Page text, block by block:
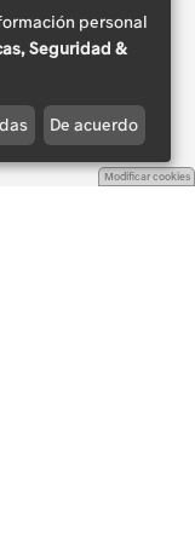
Modificar cookies
personal
Seguridad &
De acuerdo